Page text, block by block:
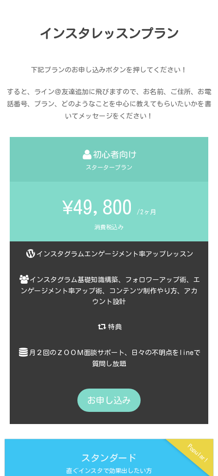
インスタレッスンプラン
下記プランのお申し込みボタンを押してください！
すると、ライン＠友達追加に飛びますので、お名前、ご住所、お電
話番号、プラン、どのようなことを中心に教えてもらいたいかを書
いてメッセージをください！
初心者向け
スタータープラン
¥49,800 /2ヶ月
消費税込み
インスタグラムエンゲージメント率アップレッスン
インスタグラム基礎知識構築、フォロワーアップ術、エ
ンゲージメント率アップ術、コンテンツ制作やり方、アカ
ウント設計
特典
月２回のＺＯＯＭ面談サポート、日々の不明点をlineで
質問し放題
お申し込み
スタンダード
直ぐインスタで効果出したい方
Popular!